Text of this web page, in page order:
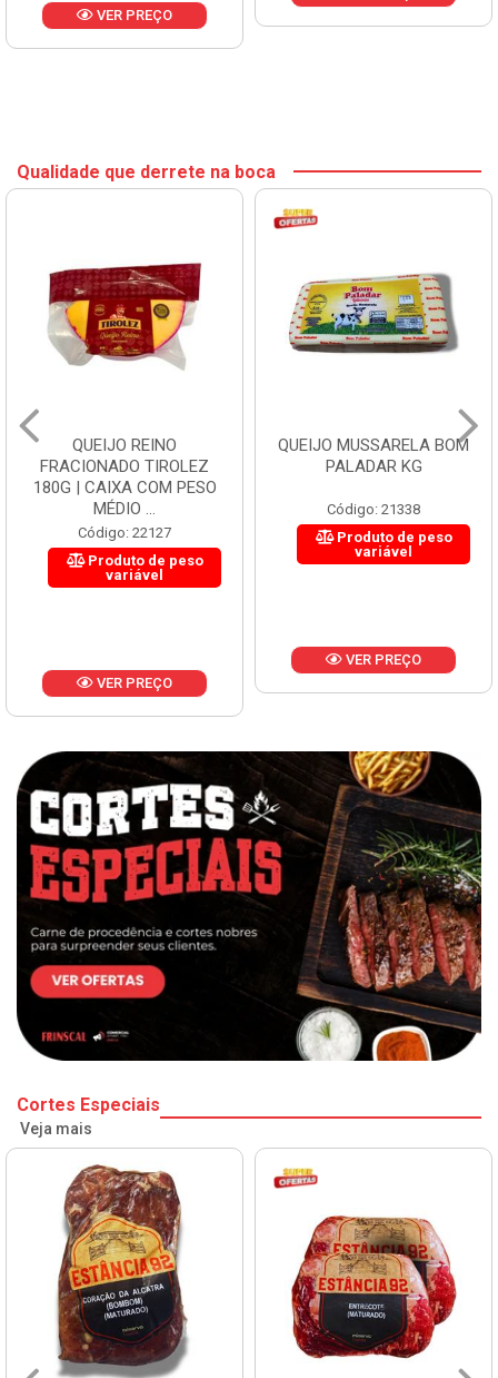
VER PREÇO
Qualidade que derrete na boca
QUEIJO REINO
FRACIONADO TIROLEZ
180G | CAIXA COM PESO
MÉDIO ...
Código: 22127
Produto de peso
variável
VER PREÇO
QUEIJO MUSSARELA BOM
PALADAR KG
Código: 21338
Produto de peso
variável
VER PREÇO
Cortes Especiais
Veja mais